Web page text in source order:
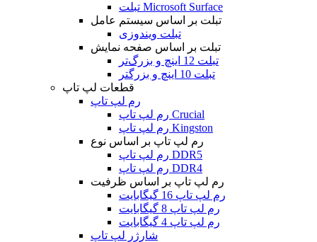
تبلت Microsoft Surface
تبلت بر اساس سیستم عامل
تبلت ویندوزی
تبلت بر اساس صفحه نمایش
تبلت 12 اینچ و بزرگ‌تر
تبلت 10 اینچ و بزرگتر
قطعات لپ تاپ
رم لپ تاپ
رم لپ تاپ Crucial
رم لپ تاپ Kingston
رم لپ تاپ بر اساس نوع
رم لپ تاپ DDR5
رم لپ تاپ DDR4
رم لپ تاپ بر اساس ظرفیت
رم لپ تاپ 16 گیگابایت
رم لپ تاپ 8 گیگابایت
رم لپ تاپ 4 گیگابایت
شارژر لپ تاپ